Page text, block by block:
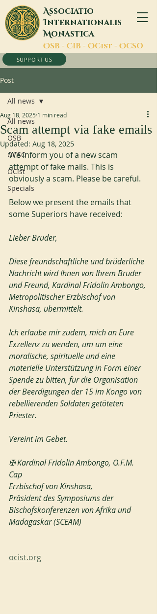
Associatio
Internationalis
Monastica
OSB - CIB - OCist - OCSO
SUPPORT US
Post
All news
OSB
OCSO
OCist
Specials
All news
Scam attempt via fake emails
Aug 18, 2025 1 min read
Updated: Aug 18, 2025
We inform you of a new scam
attempt of fake mails. This is
obviously a scam. Please be careful.
Below we present the emails that
some Superiors have received:
Lieber Bruder,
Diese freundschaftliche und brüderliche
Nachricht wird Ihnen von Ihrem Bruder
und Freund, Kardinal Fridolin Ambongo,
Metropolitischer Erzbischof von
Kinshasa, übermittelt.
Ich erlaube mir zudem, mich an Eure
Exzellenz zu wenden, um um eine
moralische, spirituelle und eine
materielle Unterstützung in Form einer
Spende zu bitten, für die Organisation
der Beerdigungen der 15 im Kongo von
rebellierenden Soldaten getöteten
Priester.
Vereint im Gebet.
✠ Kardinal Fridolin Ambongo, O.F.M.
Cap
Erzbischof von Kinshasa,
Präsident des Symposiums der
Bischofskonferenzen von Afrika und
Madagaskar (SCEAM)
ocist.org